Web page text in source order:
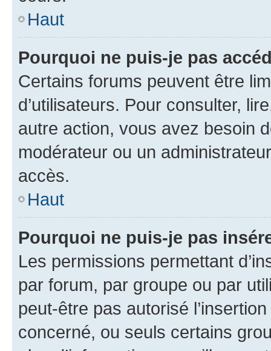
Haut
Pourquoi ne puis-je pas
Certains forums peuvent être
d’utilisateurs. Pour consulter,
autre action, vous avez besoin
modérateur ou un
accès.
Haut
Pourquoi ne puis-je pas
Les permissions permettant
par forum, par groupe ou par
peut-être pas autorisé
concerné, ou seuls certains